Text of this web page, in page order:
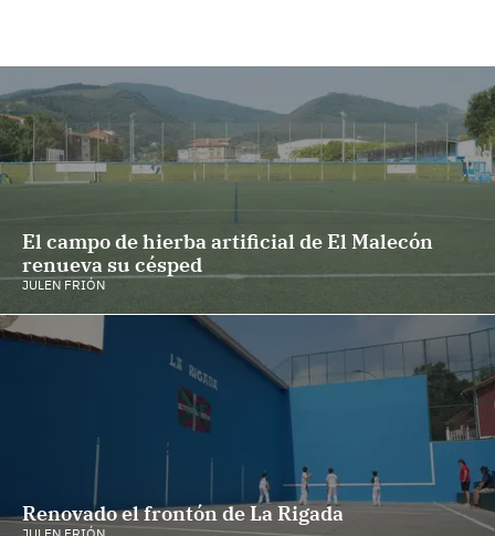
El campo de hierba artificial de El Malecón
renueva su césped
JULEN FRIÓN
Renovado el frontón de La Rigada